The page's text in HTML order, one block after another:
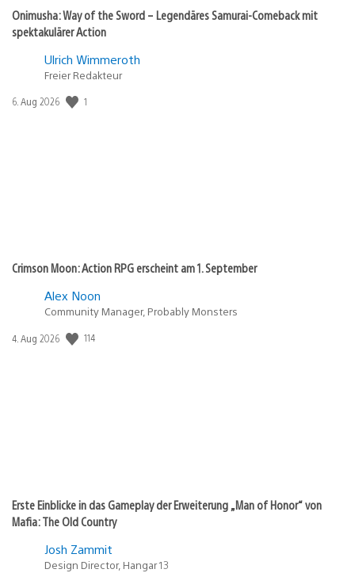
Onimusha: Way of the Sword – Legendäres Samurai-Comeback mit
spektakulärer Action
Ulrich Wimmeroth
Freier Redakteur
Veröffentlichungsdatum:
6. Aug 2026 1
Crimson Moon: Action RPG erscheint am 1. September
Alex Noon
Community Manager, Probably Monsters
Veröffentlichungsdatum:
4. Aug 2026 114
Erste Einblicke in das Gameplay der Erweiterung „Man of Honor“ von
Mafia: The Old Country
Josh Zammit
Design Director, Hangar 13